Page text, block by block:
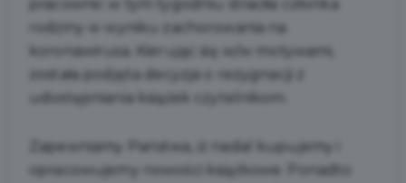
pracownic w tym tygodniu straciła członka
rodziny w wyniku zachorowania na
koronawirusa. Kierując się w/w motywami,
została podjęta decyzja o rezygnacji z
udostępniania książek czytelnikom.
Zapewniamy Państwa, iż nadal kupujemy i
opracowujemy nowości książkowe. Ponadto